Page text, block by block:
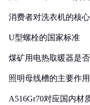
消费者对洗衣机的核
U型螺栓的国家标准
煤矿用电热取暖器是
照明母线槽的主要作
A516Gr70对应国内材